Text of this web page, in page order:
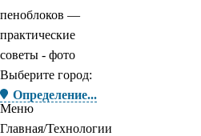
Выберите город:
Определение...
Меню
Главная Технологии